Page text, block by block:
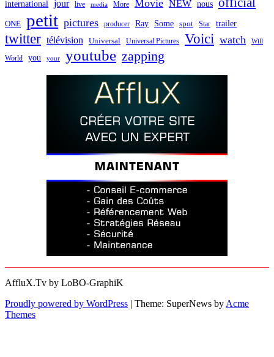
international jour live media More Movie NEW nous
ONE petit pictures producer Ray Some spot Star trailer
twitter télévision Universal Universal Pictures Voici watch Will
World you your youtube zapping
AffluX.Tv by LoBO-GraphiK
Proudly powered by WordPress | Theme: SuperNews by Acme
Themes